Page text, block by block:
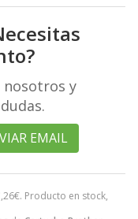
€. Producto en stock,
nosotros y
EMAIL